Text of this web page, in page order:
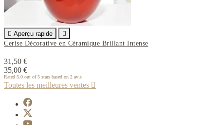
 Aperçu rapide

Cerise Décorative en Céramique Brillant Intense
31,50 €
35,00 €
Rated 5.0 out of 5 stars based on 2 avis
Toutes les meilleures ventes 